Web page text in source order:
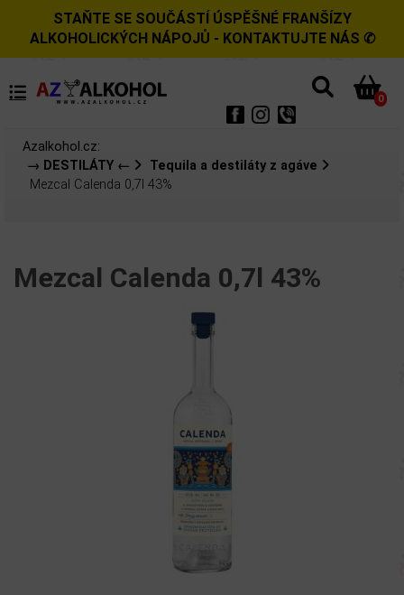
STAŇTE SE SOUČÁSTÍ ÚSPĚŠNÉ FRANŠÍZY
ALKOHOLICKÝCH NÁPOJŮ - KONTAKTUJTE NÁS ✆
0
Azalkohol.cz:
→ DESTILÁTY ←
Tequila a destiláty z agáve
Mezcal Calenda 0,7l 43%
Mezcal Calenda 0,7l 43%